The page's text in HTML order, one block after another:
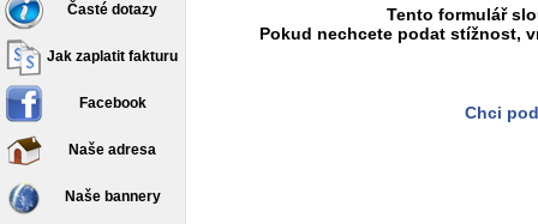
Časté dotazy
Jak zaplatit fakturu
Facebook
Naše adresa
Naše bannery
Tento formulář
Pokud nechcete podat stížnost,
Chci